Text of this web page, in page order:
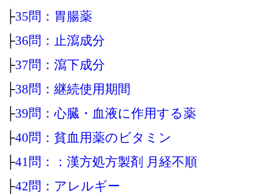
├35問：胃腸薬
├36問：止瀉成分
├37問：瀉下成分
├38問：継続使用期間
├39問：心臓・血液に作用する薬
├40問：貧血用薬のビタミン
├41問：：漢方処方製剤 月経不順
├42問：アレルギー